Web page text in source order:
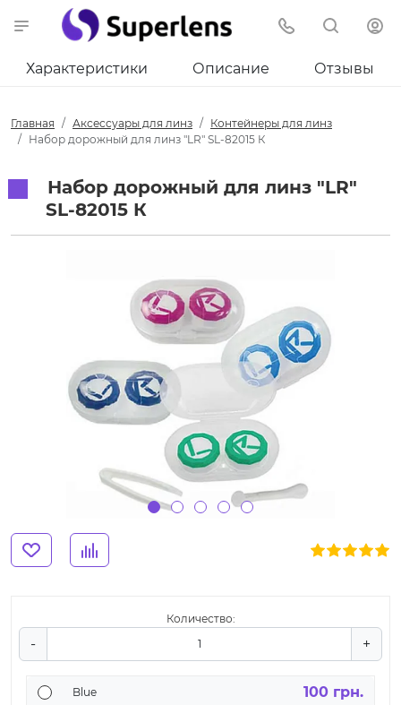
Характеристики Описание Отзывы
Главная Аксессуары для линз
Контейнеры для линз
Набор дорожный для линз "LR" SL-82015 К
Набор дорожный для линз "LR"
SL-82015 К
Количество:
- +
Blue 100 грн.